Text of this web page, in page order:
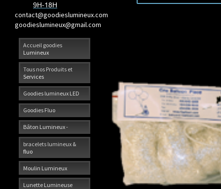
Accueil goodies
Lumineux
Tous nos Produits et
Services
Goodies lumineux LED
Goodies Fluo
Bâton Lumineux -
bracelets lumineux &
fluo
Moulin Lumineux
Lunette Lumineuse
9H-18H
contact@goodieslumineux.com
goodieslumineux@gmail.com